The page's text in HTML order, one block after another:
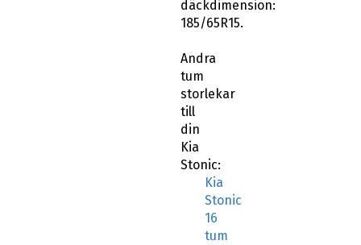
däckdimension:
185/65R15.
Andra
tum
storlekar
till
din
Kia
Stonic:
Kia
Stonic
16
tum